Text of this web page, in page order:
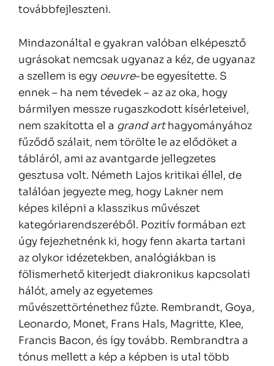
továbbfejleszteni.
Mindazonáltal e gyakran valóban elképesztő
ugrásokat nemcsak ugyanaz a kéz, de ugyanaz
a szellem is egy oeuvre-be egyesítette. S
ennek – ha nem tévedek – az az oka, hogy
bármilyen messze rugaszkodott kísérleteivel,
nem szakította el a grand arthagyományához
fűződő szálait, nem törölte le az elődöket a
tábláról, ami az avantgarde jellegzetes
gesztusa volt. Németh Lajos kritikai éllel, de
találóan jegyezte meg, hogy Lakner nem
képes kilépni a klasszikus művészet
kategóriarendszeréből. Pozitív formában ezt
úgy fejezhetnénk ki, hogy fenn akarta tartani
az olykor idézetekben, analógiákban is
fölismerhető kiterjedt diakronikus kapcsolati
hálót, amely az egyetemes
művészettörténethez fűzte. Rembrandt, Goya,
Leonardo, Monet, Frans Hals, Magritte, Klee,
Francis Bacon, és így tovább. Rembrandtra a
tónus mellett a kép a képben is utal több